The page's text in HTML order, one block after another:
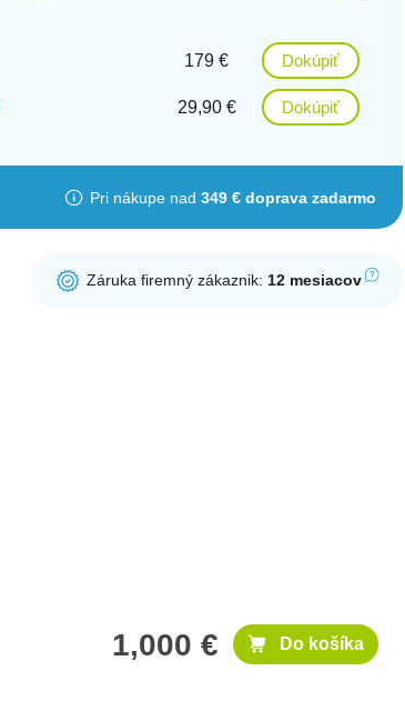
179 € Dokúpiť
29,90 € Dokúpiť
Pri nákupe nad 349 € doprava zadarmo
Záruka firemný zákaznik:12 mesiacov
1,000 € Do košíka